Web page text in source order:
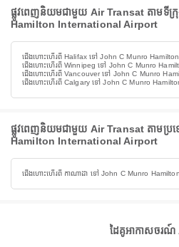
ផ្លូវពេញនិយមជាមួយ Air Transat តាមទីក្
Hamilton International Airport
ជើងហោះហើរពី Halifax ទៅ John C Munro
ជើងហោះហើរពី Winnipeg ទៅ John C Munro
ជើងហោះហើរពី Vancouver ទៅ John C Munro
ជើងហោះហើរពី Calgary ទៅ John C Munro
ផ្លូវពេញនិយមជាមួយ Air Transat តាមប្រ
Hamilton International Airport
ជើងហោះហើរពី កាណាដា ទៅ John C Munro
ដៃគូអាកាសចរណ៍